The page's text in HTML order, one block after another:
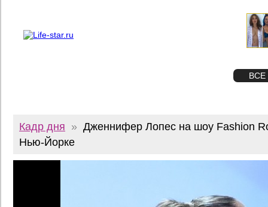
ВСЕ
Кадр дня » Дженнифер Лопес на шоу Fashion
Нью-Йорке